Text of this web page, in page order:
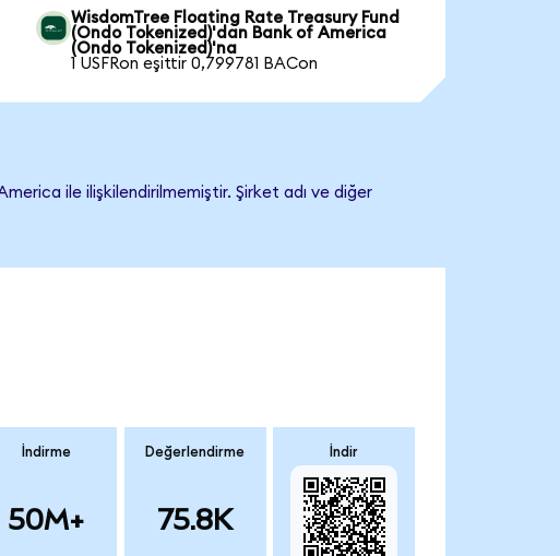
WisdomTree Floating Rate Treasury Fund
(Ondo Tokenized)'dan Bank of America
(Ondo Tokenized)'na
1 USFRon eşittir 0,799781 BACon
ile ilişkilendirilmemiştir. Şirket adı ve diğer
İndirme
50M+
Değerlendirme
75.8K
İndir